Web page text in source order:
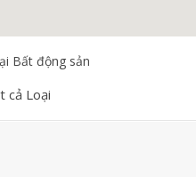
Bất động sản
cả Loại